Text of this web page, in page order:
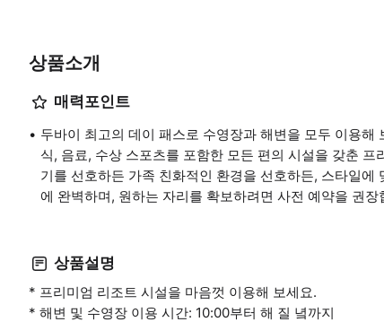
상품소개
매력포인트
두바이 최고의 데이 패스로 수영장과 해변을 모두 이용
식, 음료, 수상 스포츠를 포함한 모든 편의 시설을 갖춘
기를 선호하든 가족 친화적인 환경을 선호하든, 스타일
에 완벽하며, 원하는 자리를 확보하려면 사전 예약을 권장
상품설명
* 프리미엄 리조트 시설을 마음껏 이용해 보세요.
* 해변 및 수영장 이용 시간: 10:00부터 해 질 녘까지